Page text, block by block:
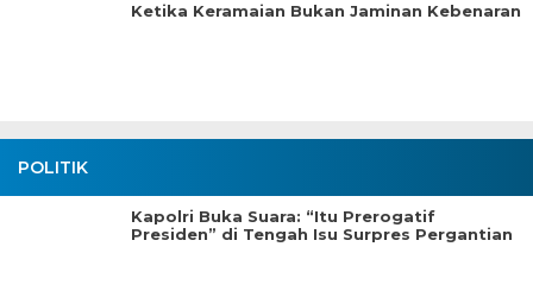
Ketika Keramaian Bukan Jaminan Kebenaran
POLITIK
Kapolri Buka Suara: “Itu Prerogatif
Presiden” di Tengah Isu Surpres Pergantian